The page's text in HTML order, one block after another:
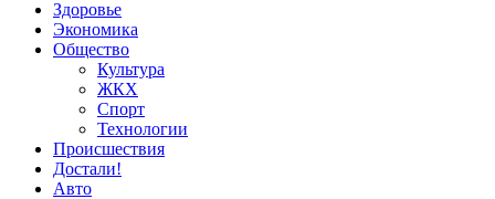
Здоровье
Экономика
Общество
Культура
ЖКХ
Спорт
Технологии
Происшествия
Достали!
Авто